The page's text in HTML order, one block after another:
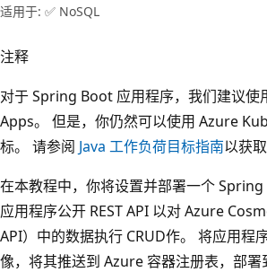
适用于: ✅ NoSQL
注释
对于 Spring Boot 应用程序，我们建议使
Apps。 但是，你仍然可以使用 Azure
标。 请参阅 Java 工作负荷目标指南以获取
在本教程中，你将设置并部署一个
应用程序公开 REST API 以对 Azure
API）中的数据执行 CRUD作。 将应用程
像，将其推送到 Azure 容器注册表，部